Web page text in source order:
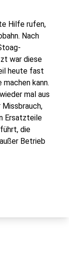
Hilfe rufen,
Nach
war diese
heute fast
kann.
mal aus
Ersatzteile
die
Betrieb